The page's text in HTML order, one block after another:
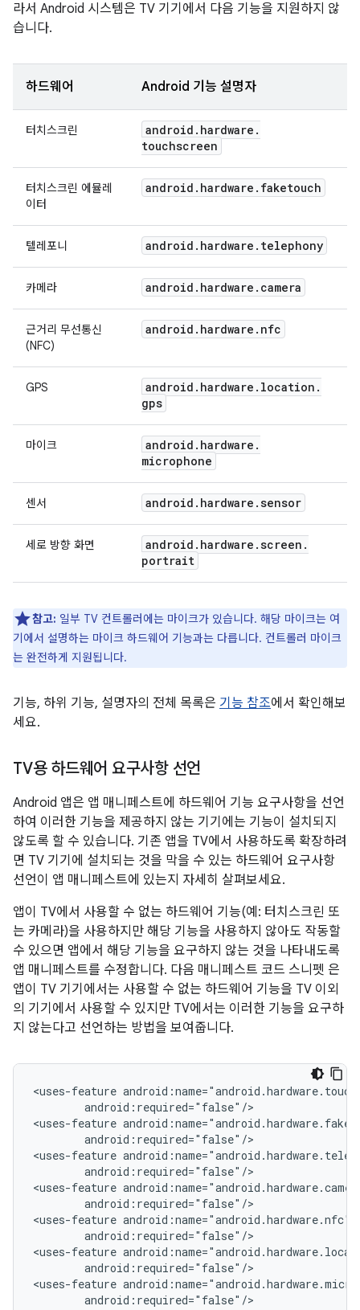
라서 Android 시스템은 TV 기기에서 다음 기능을 지원하지 않
습니다.
하드웨어 Android 기능 설명자
터치스크린 android . hardware .
touchscreen
터치스크린 에뮬레
이터
android . hardware . faketouch
텔레포니 android . hardware . telephony
카메라 android . hardware . camera
근거리 무선통신
(NFC)
android . hardware . nfc
GPS android . hardware . location .
gps
마이크 android . hardware .
microphone
센서 android . hardware .sensor
세로 방향 화면 android . hardware .screen .
portrait
참고: 일부 TV 컨트롤러에는 마이크가 있습니다. 해당 마이크는 여
기에서 설명하는 마이크 하드웨어 기능과는 다릅니다. 컨트롤러 마이크
는 완전하게 지원됩니다.
기능, 하위 기능, 설명자의 전체 목록은 기능 참조에서 확인해보
세요.
TV용 하드웨어 요구사항 선언
Android 앱은 앱 매니페스트에 하드웨어 기능 요구사항을 선언
하여 이러한 기능을 제공하지 않는 기기에는 기능이 설치되지
않도록 할 수 있습니다. 기존 앱을 TV에서 사용하도록 확장하려
면 TV 기기에 설치되는 것을 막을 수 있는 하드웨어 요구사항
선언이 앱 매니페스트에 있는지 자세히 살펴보세요.
앱이 TV에서 사용할 수 없는 하드웨어 기능(예: 터치스크린 또
는 카메라)을 사용하지만 해당 기능을 사용하지 않아도 작동할
수 있으면 앱에서 해당 기능을 요구하지 않는 것을 나타내도록
앱 매니페스트를 수정합니다. 다음 매니페스트 코드 스니펫 은
앱이 TV 기기에서는 사용할 수 없는 하드웨어 기능을 TV 이외
의 기기에서 사용할 수 있지만 TV에서는 이러한 기능을 요구하
지 않는다고 선언하는 방법을 보여줍니다.
<uses-feature
android:required="false"/>
<uses-feature
android:required="false"/>
<uses-feature
android:required="false"/>
<uses-feature
android:required="false"/>
<uses-feature
android:required="false"/>
<uses-feature
android:required="false"/>
<uses-feature
android:required="false"/>